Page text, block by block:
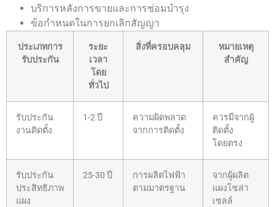
บริการหลังการขายและการซ่อมบำรุง
ข้อกำหนดในการยกเลิกสัญญา
ประเภทการ
รับประกัน
ระยะ
เวลา
โดย
ทั่วไป
สิ่งที่ครอบคลุม
หมายเหตุ
สำคัญ
รับประกัน
งานติดตั้ง
1-2 ปี
ความผิดพลาด
จากการติดตั้ง
ควรมีจากผู้
ติดตั้ง
โดยตรง
รับประกัน
ประสิทธิภาพ
แผง
25-30 ปี
การผลิตไฟฟ้า
ตามมาตรฐาน
จากผู้ผลิต
แผงโซล่า
เซลล์